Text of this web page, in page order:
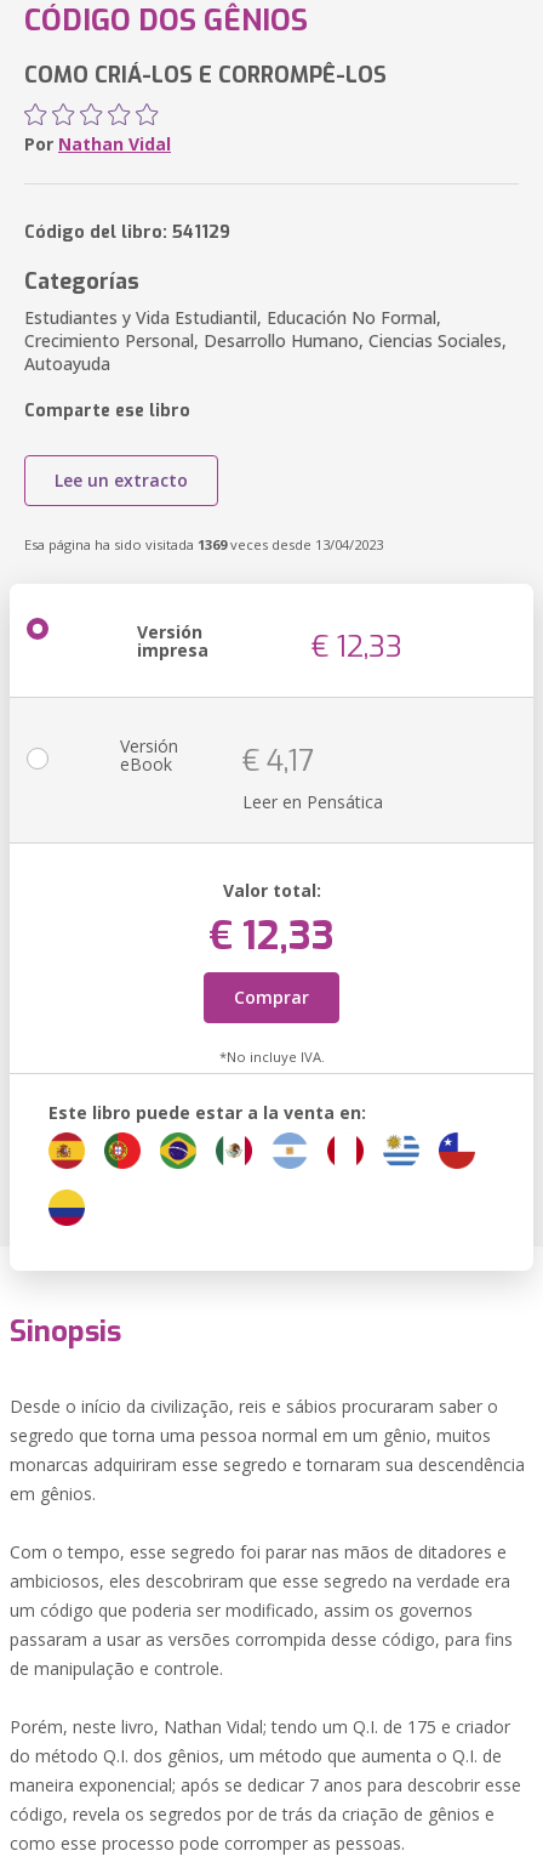
CÓDIGO DOS GÊNIOS
COMO CRIÁ-LOS E CORROMPÊ-LOS
Por Nathan Vidal
Código del libro: 541129
Categorías
Estudiantes y Vida Estudiantil, Educación No Formal,
Crecimiento Personal, Desarrollo Humano, Ciencias Sociales,
Autoayuda
Comparte ese libro
Lee un extracto
Esa página ha sido visitada 1369veces desde 13/04/2023
Versión
impresa € 12,33
Versión
eBook € 4,17
Leer en Pensática
Valor total:
€ 12,33
Comprar
*No incluye IVA.
Este libro puede estar a la venta en:
Sinopsis
Desde o início da civilização, reis e sábios procuraram saber o
segredo que torna uma pessoa normal em um gênio, muitos
monarcas adquiriram esse segredo e tornaram sua descendência
em gênios.
Com o tempo, esse segredo foi parar nas mãos de ditadores e
ambiciosos, eles descobriram que esse segredo na verdade era
um código que poderia ser modificado, assim os governos
passaram a usar as versões corrompida desse código, para fins
de manipulação e controle.
Porém, neste livro, Nathan Vidal; tendo um Q.I. de 175 e criador
do método Q.I. dos gênios, um método que aumenta o Q.I. de
maneira exponencial; após se dedicar 7 anos para descobrir esse
código, revela os segredos por de trás da criação de gênios e
como esse processo pode corromper as pessoas.